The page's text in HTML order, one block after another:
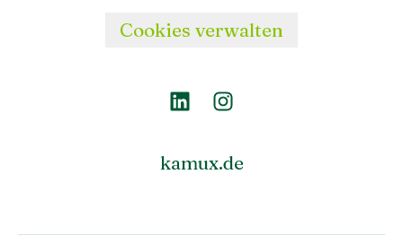
Cookies verwalten
kamux.de